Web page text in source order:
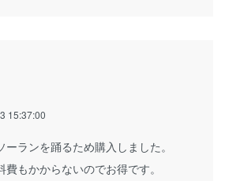
15:37:00
ランを踊るため購入しました。
もかからないのでお得です。